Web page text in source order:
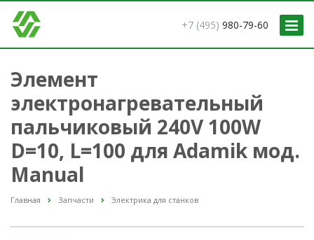
+7 (495) 980-79-60
Элемент
электронагревательный
пальчиковый 240V 100W
D=10, L=100 для Adamik мод.
Manual
Главная Запчасти Электрика для станков